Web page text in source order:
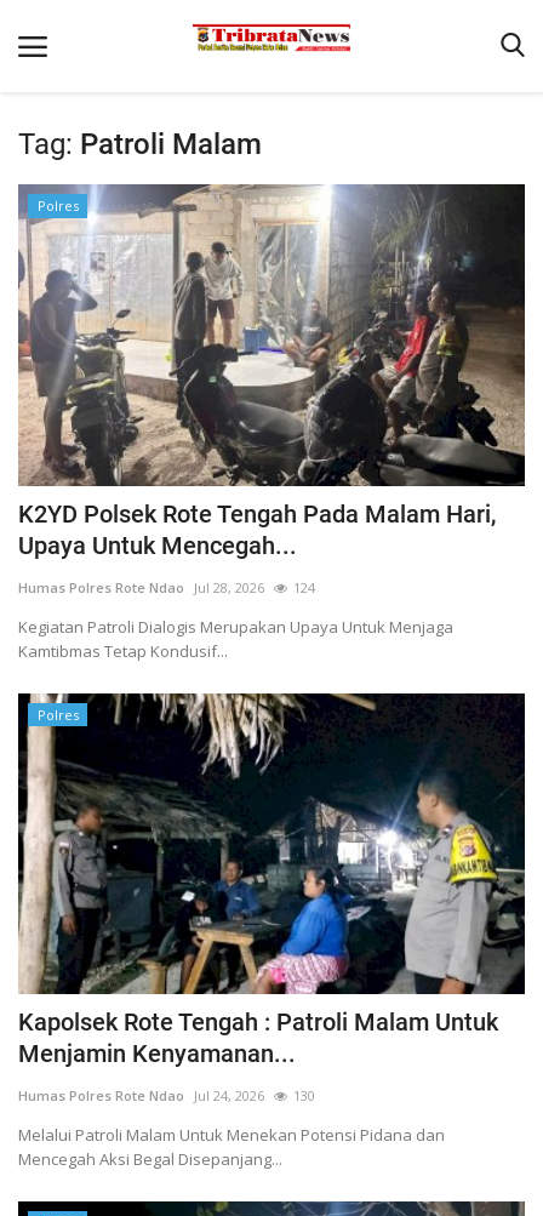
Terms & Conditions
Pengamanan di Pelabuhan Pantaibaru Untuk Jamin
Binkam
Reskrim
Polisi Kita
Mitra Polisi
Lantas
Giat Ops
Binmas
Tag: Patroli Malam
Polres
K2YD Polsek Rote Tengah Pada Malam Hari,
Upaya Untuk Mencegah...
Humas Polres Rote Ndao Jul 28, 2026 124
Kegiatan Patroli Dialogis Merupakan Upaya Untuk Menjaga
Kamtibmas Tetap Kondusif...
Polres
Kapolsek Rote Tengah : Patroli Malam Untuk
Menjamin Kenyamanan...
Humas Polres Rote Ndao Jul 24, 2026 130
Melalui Patroli Malam Untuk Menekan Potensi Pidana dan
Mencegah Aksi Begal Disepanjang...